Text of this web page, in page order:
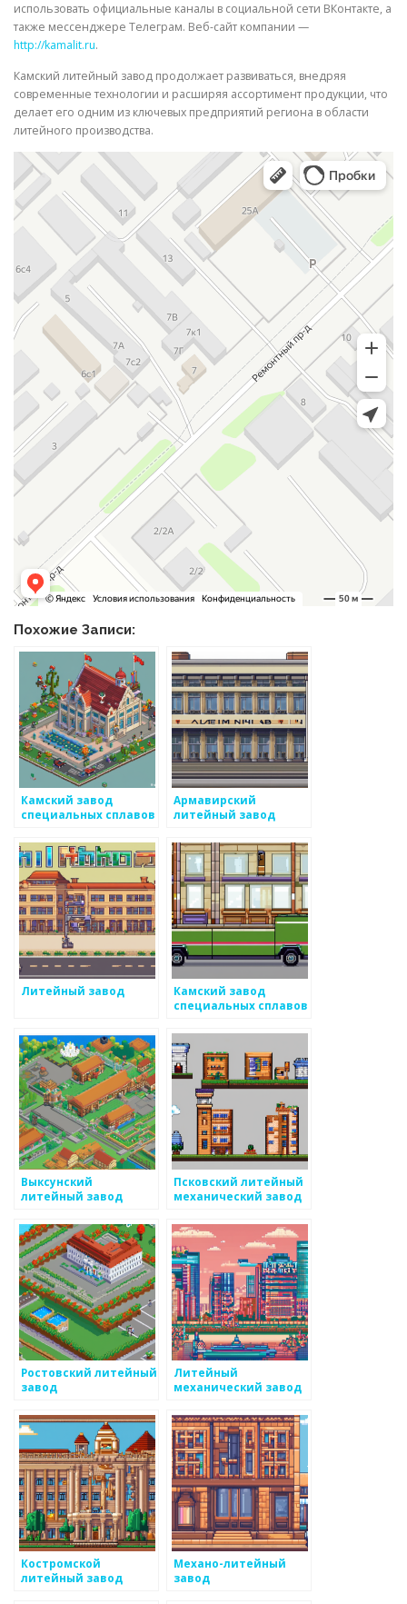
использовать официальные каналы в социальной сети ВКонтакте, а
также мессенджере Телеграм. Веб-сайт компании —
http://kamalit.ru.
Камский литейный завод продолжает развиваться, внедряя
современные технологии и расширяя ассортимент продукции, что
делает его одним из ключевых предприятий региона в области
литейного производства.
Похожие Записи:
Камский завод
специальных сплавов
Армавирский
литейный завод
Литейный завод
Камский завод
специальных сплавов
Выксунский
литейный завод
Псковский литейный
механический завод
Ростовский литейный
завод
Литейный
механический завод
Костромской
литейный завод
Механо-литейный
завод